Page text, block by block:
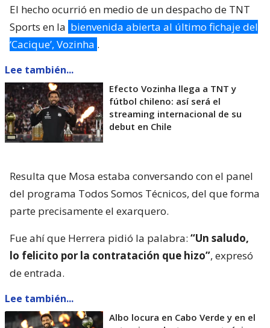
El hecho ocurrió en medio de un despacho de TNT
Sports en la bienvenida abierta al último fichaje del
‘Cacique’, Vozinha .
Lee también...
Efecto Vozinha llega a TNT y
fútbol chileno: así será el
streaming internacional de su
debut en Chile
Resulta que Mosa estaba conversando con el panel
del programa Todos Somos Técnicos, del que forma
parte precisamente el exarquero.
Fue ahí que Herrera pidió la palabra: “Un saludo,
lo felicito por la contratación que hizo”, expresó
de entrada.
Lee también...
Albo locura en Cabo Verde y en el